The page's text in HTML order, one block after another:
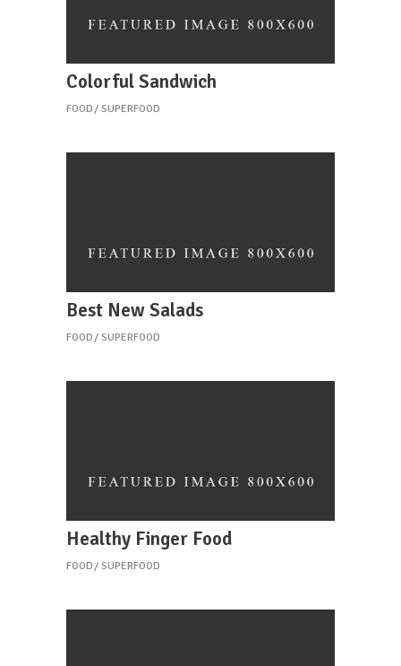
Colorful Sandwich
FOOD SUPERFOOD
Best New Salads
FOOD SUPERFOOD
Healthy Finger Food
FOOD SUPERFOOD